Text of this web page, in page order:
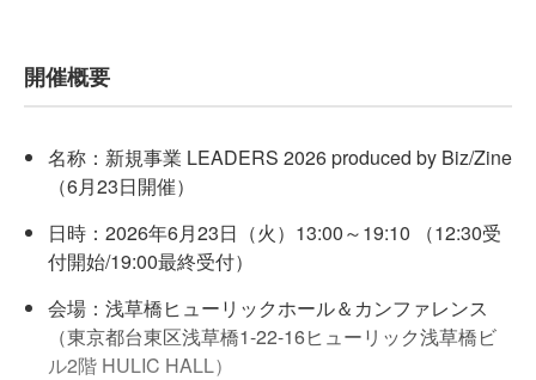
開催概要
名称：新規事業 LEADERS 2026 produced by Biz/Zine
（6月23日開催）
日時：2026年6月23日（火）13:00～19:10 （12:30受
付開始/19:00最終受付）
会場：浅草橋ヒューリックホール＆カンファレンス
（東京都台東区浅草橋1-22-16ヒューリック浅草橋ビ
ル2階 HULIC HALL）